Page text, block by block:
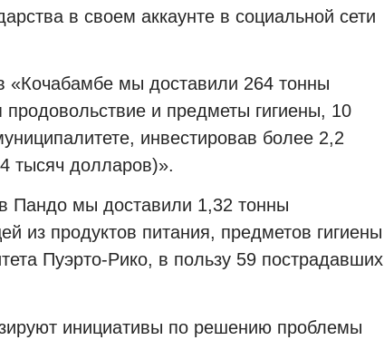
в своем аккаунте в социальной сети
«Кочабамбе мы доставили 264 тонны
и предметы гигиены, 10
инвестировав более 2,2
тысяч долларов)».
Пандо мы доставили 1,32 тонны
из продуктов питания, предметов гигиены
Пуэрто-Рико, в пользу 59 пострадавших
инициативы по решению проблемы